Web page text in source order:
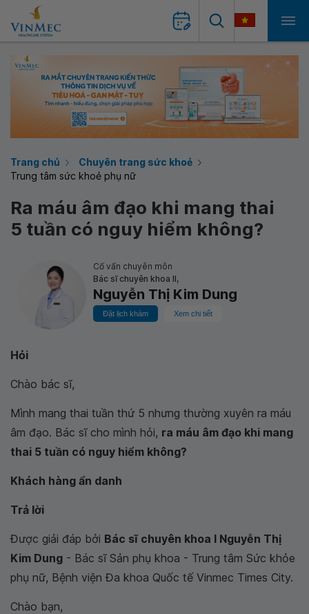
Trang chủ
Chuyên trang sức khoẻ
Trung tâm sức khoẻ phụ nữ
Ra máu âm đạo khi mang thai
5 tuần có nguy hiểm không?
Cố vấn chuyên môn
Bác sĩ chuyên khoa II,
Nguyễn Thị Kim Dung
Đặt lịch khám Xem chi tiết
Hỏi
Chào bác sĩ,
Mình mang thai tuần thứ 5 nhưng thường xuyên ra máu
âm đạo. Bác sĩ cho mình hỏi, ra máu âm đạo khi mang
thai 5 tuần có nguy hiểm không?
Khách hàng ẩn danh
Trả lời
Được giải đáp bởi Bác sĩ chuyên khoa I Nguyễn Thị
Kim Dung - Bác sĩ Sản phụ khoa - Trung tâm Sức khỏe
phụ nữ, Bệnh viện Đa khoa Quốc tế Vinmec Times City.
Chào bạn,